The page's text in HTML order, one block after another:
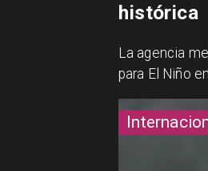
histórica
La agencia
para El Niño